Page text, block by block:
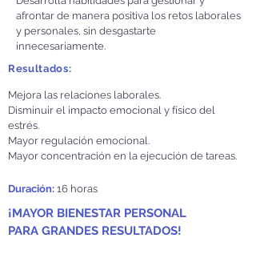
afrontar de manera positiva los retos laborales
y personales, sin desgastarte
innecesariamente.
Resultados:
Mejora las relaciones laborales.
Disminuir el impacto emocional y físico del
estrés.
Mayor regulación emocional.
Mayor concentración en la ejecución de tareas.
Duración: 16 horas
¡MAYOR BIENESTAR PERSONAL
PARA GRANDES RESULTADOS!